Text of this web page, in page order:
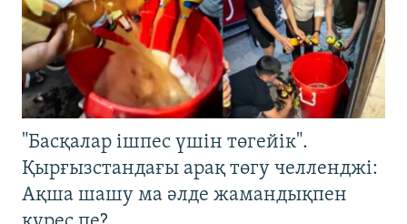
"Басқалар ішпес үшін төгейік".
Қырғызстандағы арақ төгу челленджі:
Ақша шашу ма әлде жамандықпен